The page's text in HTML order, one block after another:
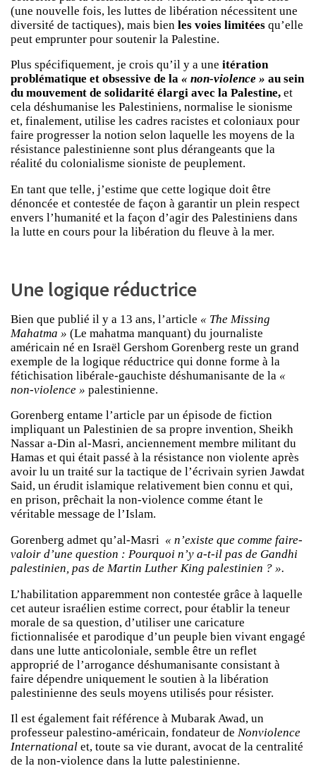
(une nouvelle fois, les luttes de libération nécessitent une
diversité de tactiques), mais bien les voies limitées qu’elle
peut emprunter pour soutenir la Palestine.
Plus spécifiquement, je crois qu’il y a une itération
problématique et obsessive de la « non-violence » au sein
du mouvement de solidarité élargi avec la Palestine, et
cela déshumanise les Palestiniens, normalise le sionisme
et, finalement, utilise les cadres racistes et coloniaux pour
faire progresser la notion selon laquelle les moyens de la
résistance palestinienne sont plus dérangeants que la
réalité du colonialisme sioniste de peuplement.
En tant que telle, j’estime que cette logique doit être
dénoncée et contestée de façon à garantir un plein respect
envers l’humanité et la façon d’agir des Palestiniens dans
la lutte en cours pour la libération du fleuve à la mer.
Une logique réductrice
Bien que publié il y a 13 ans, l’article « The Missing
Mahatma » (Le mahatma manquant) du journaliste
américain né en Israël Gershom Gorenberg reste un grand
exemple de la logique réductrice qui donne forme à la
fétichisation libérale-gauchiste déshumanisante de la «
non-violence » palestinienne.
Gorenberg entame l’article par un épisode de fiction
impliquant un Palestinien de sa propre invention, Sheikh
Nassar a-Din al-Masri, anciennement membre militant du
Hamas et qui était passé à la résistance non violente après
avoir lu un traité sur la tactique de l’écrivain syrien Jawdat
Said, un érudit islamique relativement bien connu et qui,
en prison, prêchait la non-violence comme étant le
véritable message de l’Islam.
Gorenberg admet qu’al-Masri « n’existe que comme faire-
valoir d’une question : Pourquoi n’y a-t-il pas de Gandhi
palestinien, pas de Martin Luther King palestinien ? ».
L’habilitation apparemment non contestée grâce à laquelle
cet auteur israélien estime correct, pour établir la teneur
morale de sa question, d’utiliser une caricature
fictionnalisée et parodique d’un peuple bien vivant engagé
dans une lutte anticoloniale, semble être un reflet
approprié de l’arrogance déshumanisante consistant à
faire dépendre uniquement le soutien à la libération
palestinienne des seuls moyens utilisés pour résister.
Il est également fait référence à Mubarak Awad, un
professeur palestino-américain, fondateur de Nonviolence
International et, toute sa vie durant, avocat de la centralité
de la non-violence dans la lutte palestinienne.